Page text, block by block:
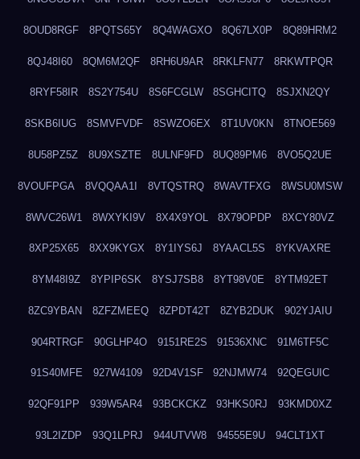
8OUD8RGF 8PQTS65Y 8Q4WAGXO 8Q67LX0P 8Q89HRM2
8QJ48I60 8QM6M2QF 8RH6U9AR 8RKLFN77 8RKWTPQR
8RYF58IR 8S2Y754U 8S6FCGLW 8SGHCITQ 8SJXN2QY
8SKB6IUG 8SMVFVDF 8SWZO6EX 8T1UV0KN 8TNOE569
8U58PZ5Z 8U9XSZTE 8ULNF9FD 8UQ89PM6 8VO5Q2UE
8VOUFPGA 8VQQAA1I 8VTQSTRQ 8WAVTFXG 8WSU0MSW
8WVC26W1 8WXYKI9V 8X4X9YOL 8X79OPDP 8XCY80VZ
8XP25X65 8XX9KYGX 8Y1IYS6J 8YAACL5S 8YKVAXRE
8YM48I9Z 8YPIP6SK 8YSJ7SB8 8YT98V0E 8YTM92ET
8ZC9YBAN 8ZFZMEEQ 8ZPDT42T 8ZYB2DUK 902YJAIU
904RTRGF 90GLHP4O 9151RE2S 91536XNC 91M6TF5C
91S40MFE 927W4109 92D4V1SF 92NJMW74 92QEGUIC
92QF91PP 939W5AR4 93BCKCKZ 93HKS0RJ 93KMD0XZ
93L2IZDP 93Q1LPRJ 944UTVW8 94555E9U 94CLT1XT